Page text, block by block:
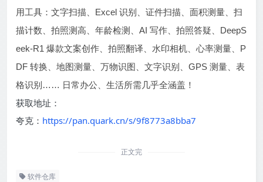
用工具：文字扫描、Excel 识别、证件扫描、面积测量、扫
描计数、拍照测高、年龄检测、AI 写作、拍照答疑、DeepS
eek-R1 爆款文案创作、拍照翻译、水印相机、心率测量、P
DF 转换、地图测量、万物识图、文字识别、GPS 测量、表
格识别…… 日常办公、生活所需几乎全涵盖！
获取地址：
夸克： https://pan.quark.cn/s/9f8773a8bba7
正文完
软件仓库